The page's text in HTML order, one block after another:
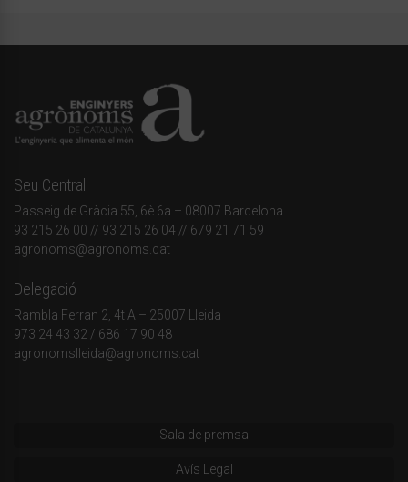
Seu Central
Passeig de Gràcia 55, 6è 6a – 08007 Barcelona
93 215 26 00 // 93 215 26 04 // 679 21 71 59
agronoms@agronoms.cat
Delegació
Rambla Ferran 2, 4t A – 25007 Lleida
973 24 43 32 / 686 17 90 48
agronomslleida@agronoms.cat
Sala de premsa
Avís Legal